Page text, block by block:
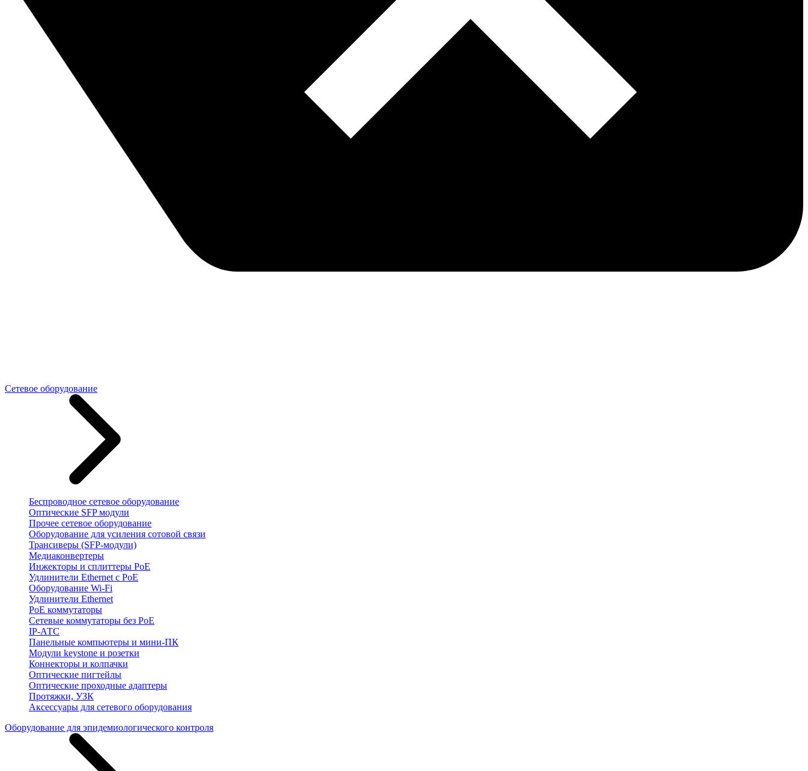
Сетевое оборудование
Беспроводное сетевое оборудование
Оптические SFP модули
Прочее сетевое оборудование
Оборудование для усиления сотовой связи
Трансиверы (SFP-модули)
Медиаконвертеры
Инжекторы и сплиттеры PoE
Удлинители Ethernet с PoE
Оборудование Wi-Fi
Удлинители Ethernet
PoE коммутаторы
Сетевые коммутаторы без PoE
IP-АТС
Панельные компьютеры и мини-ПК
Модули keystone и розетки
Коннекторы и колпачки
Оптические пигтейлы
Оптические проходные адаптеры
Протяжки, УЗК
Аксессуары для сетевого оборудования
Оборудование для эпидемиологического контроля